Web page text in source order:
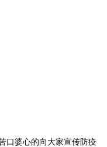
口婆心的向大家宣传防疫